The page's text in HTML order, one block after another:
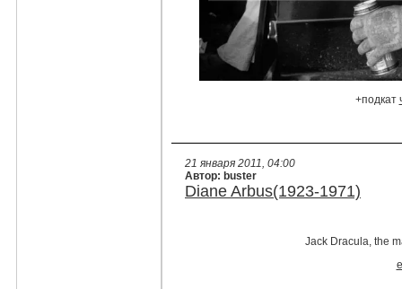
+подкат
21 января 2011, 04:00
Автор: buster
Diane Arbus(1923-1971)
Jack Dracula, the